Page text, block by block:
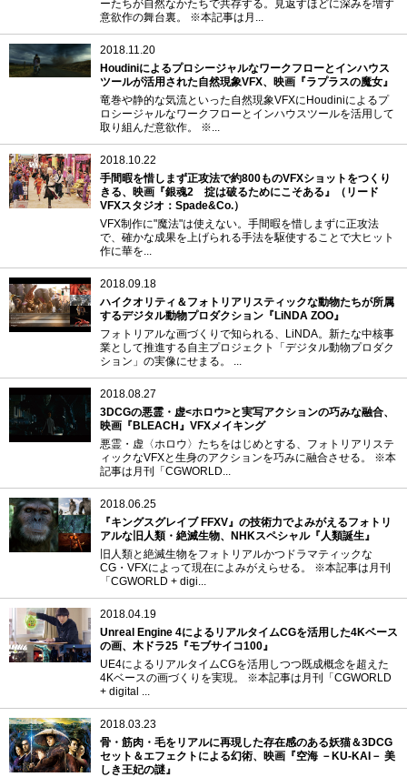
ーたちが自然なかたちで共存する。見返すほどに深みを増す
意欲作の舞台裏。 ※本記事は月...
2018.11.20
Houdiniによるプロシージャルなワークフローとインハウス
ツールが活用された自然現象VFX、映画『ラプラスの魔女』
竜巻や静的な気流といった自然現象VFXにHoudiniによるプ
ロシージャルなワークフローとインハウスツールを活用して
取り組んだ意欲作。 ※...
2018.10.22
手間暇を惜しまず正攻法で約800ものVFXショットをつくり
きる、映画『銀魂2 掟は破るためにこそある』（リード
VFXスタジオ：Spade&Co.）
VFX制作に"魔法"は使えない。手間暇を惜しまずに正攻法
で、確かな成果を上げられる手法を駆使することで大ヒット
作に華を...
2018.09.18
ハイクオリティ＆フォトリアリスティックな動物たちが所属
するデジタル動物プロダクション『LiNDA ZOO』
フォトリアルな画づくりで知られる、LiNDA。新たな中核事
業として推進する自主プロジェクト「デジタル動物プロダク
ション」の実像にせまる。 ...
2018.08.27
3DCGの悪霊・虚<ホロウ>と実写アクションの巧みな融合、
映画『BLEACH』VFXメイキング
悪霊・虚〈ホロウ〉たちをはじめとする、フォトリアリステ
ィックなVFXと生身のアクションを巧みに融合させる。 ※本
記事は月刊「CGWORLD...
2018.06.25
『キングスグレイブ FFXV』の技術力でよみがえるフォトリ
アルな旧人類・絶滅生物、NHKスペシャル『人類誕生』
旧人類と絶滅生物をフォトリアルかつドラマティックな
CG・VFXによって現在によみがえらせる。 ※本記事は月刊
「CGWORLD + digi...
2018.04.19
Unreal Engine 4によるリアルタイムCGを活用した4Kベース
の画、木ドラ25『モブサイコ100』
UE4によるリアルタイムCGを活用しつつ既成概念を超えた
4Kベースの画づくりを実現。 ※本記事は月刊「CGWORLD
+ digital ...
2018.03.23
骨・筋肉・毛をリアルに再現した存在感のある妖猫＆3DCG
セット＆エフェクトによる幻術、映画『空海 －KU-KAI－ 美
しき王妃の謎』